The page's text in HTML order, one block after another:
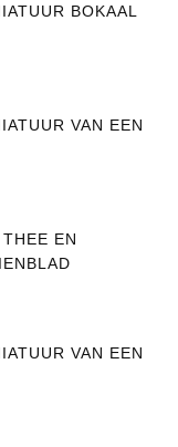
BOKAAL
VAN EEN
EN
VAN EEN